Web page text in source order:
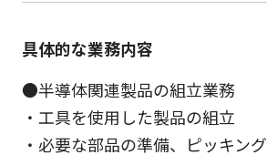
具体的な業務内容
●半導体関連製品の組立業務
・工具を使用した製品の組立
・必要な部品の準備、ピッキング